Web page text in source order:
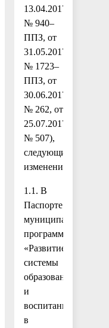
13.04.2017
№ 940–
ППЗ, от
31.05.2017
№ 1723–
ППЗ, от
30.06.2017
№ 262, от
25.07.2017
№ 507),
следующие
изменения:
1.1. В
Паспорте
муниципальной
программы
«Развитие
системы
образования
и
воспитания
в